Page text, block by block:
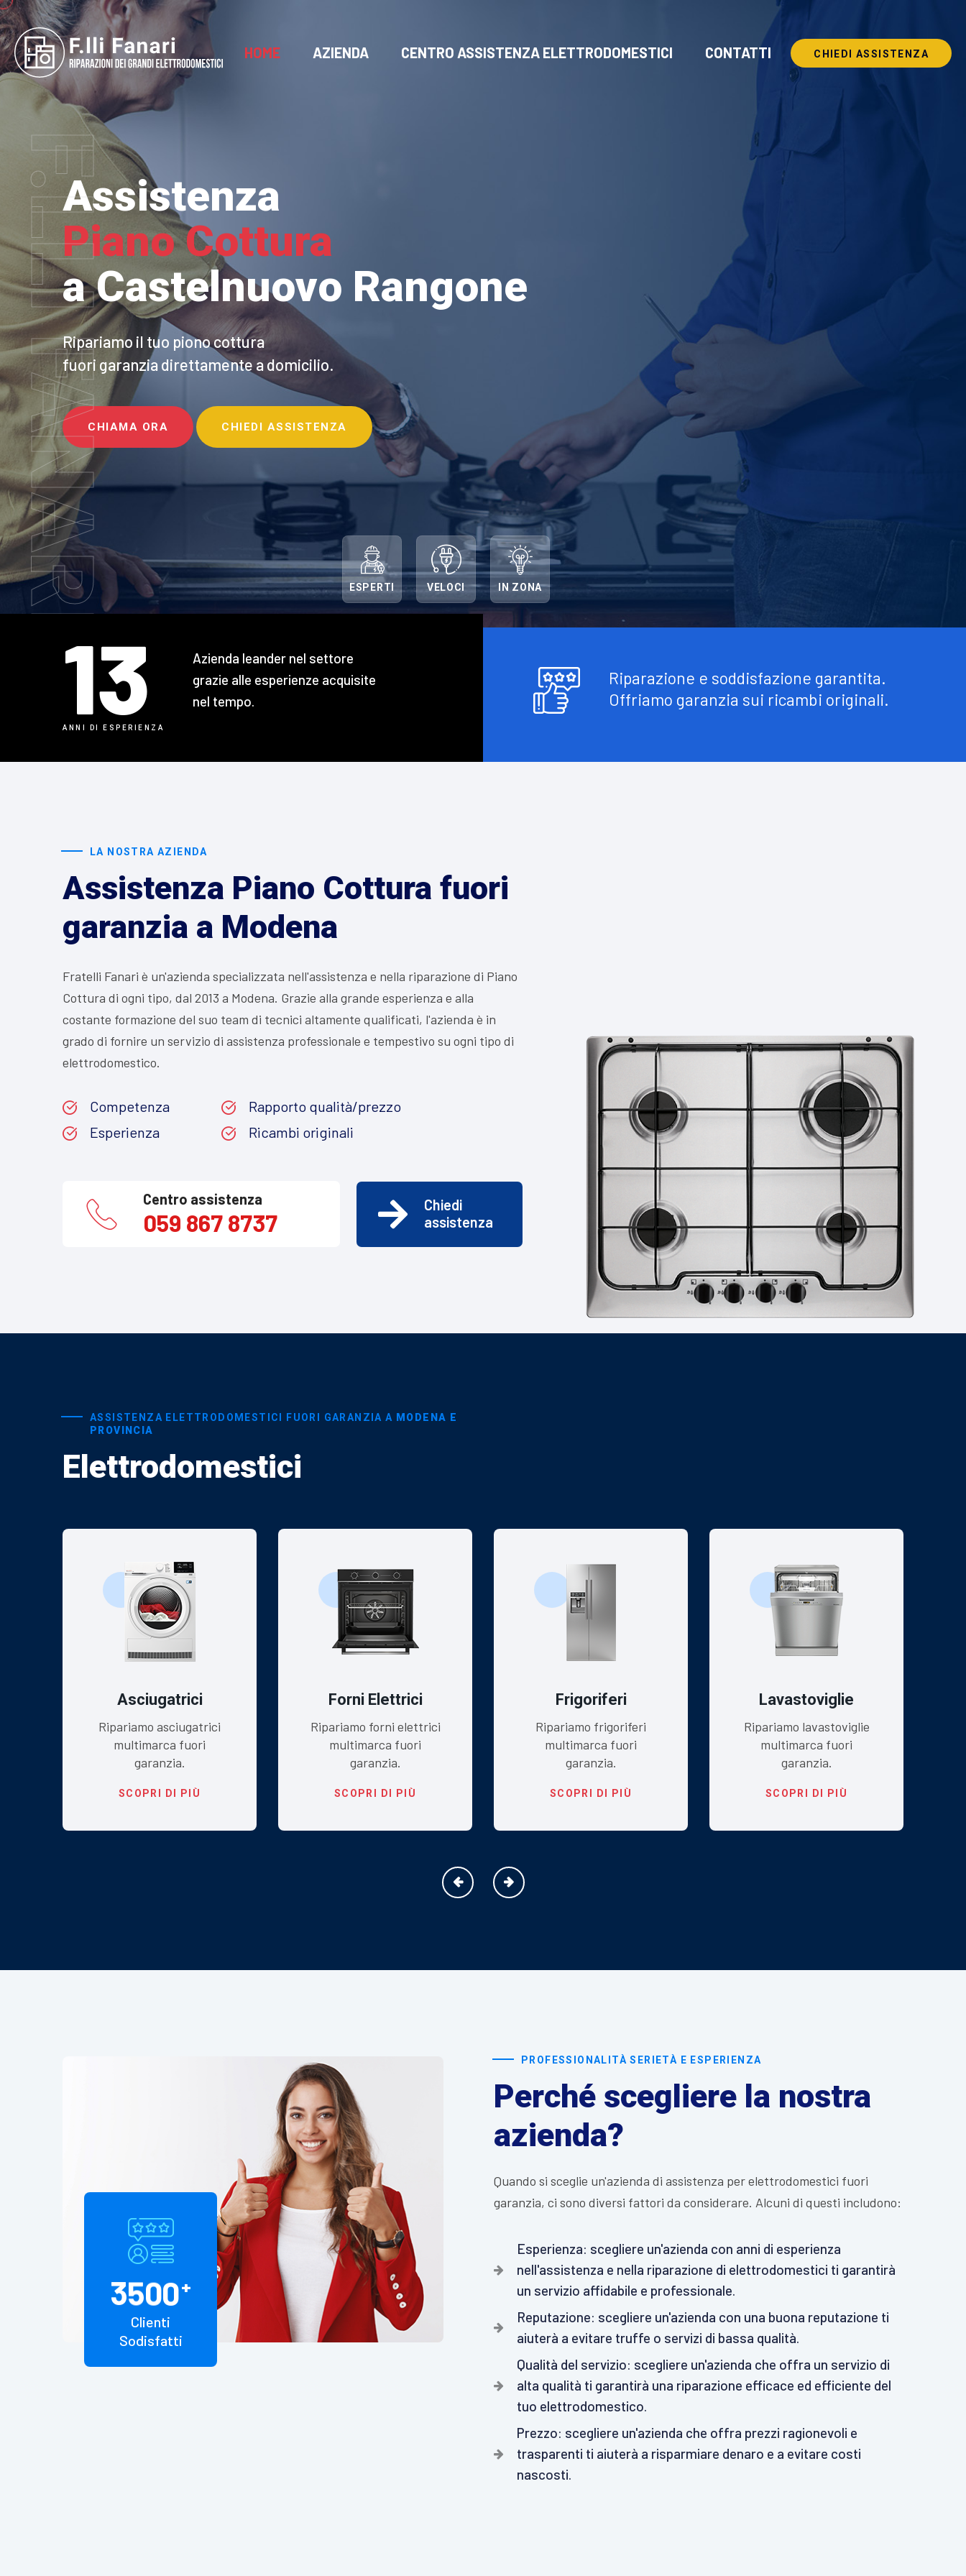
HOME AZIENDA CENTRO ASSISTENZA ELETTRODOMESTICI CONTATTI CHIEDI ASSISTENZA
F.LLI FANARIAssistenza
Piano Cottura
a Castelnuovo Rangone
Ripariamo il tuo piono cottura
fuori garanzia direttamente a domicilio.
CHIAMA ORA CHIEDI ASSISTENZA
ESPERTI VELOCI IN ZONA
13
ANNI DI ESPERIENZA
Azienda leander nel settore
grazie alle esperienze acquisite
nel tempo.
Riparazione e soddisfazione garantita.
Offriamo garanzia sui ricambi originali.
LA NOSTRA AZIENDA
Assistenza Piano Cottura fuori
garanzia a Modena
Fratelli Fanari è un'azienda specializzata nell'assistenza e nella riparazione di Piano
Cottura di ogni tipo, dal 2013 a Modena. Grazie alla grande esperienza e alla
costante formazione del suo team di tecnici altamente qualificati, l'azienda è in
grado di fornire un servizio di assistenza professionale e tempestivo su ogni tipo di
elettrodomestico.
Competenza
Esperienza
Rapporto qualità/prezzo
Ricambi originali
Centro assistenza
059 867 8737
Chiedi
assistenza
ASSISTENZA ELETTRODOMESTICI FUORI GARANZIA A MODENA E
PROVINCIA
Elettrodomestici
Asciugatrici
Ripariamo asciugatrici
multimarca fuori
garanzia.
SCOPRI DI PIÙ
Forni Elettrici
Ripariamo forni elettrici
multimarca fuori
garanzia.
SCOPRI DI PIÙ
Frigoriferi
Ripariamo frigoriferi
multimarca fuori
garanzia.
SCOPRI DI PIÙ
Lavastoviglie
Ripariamo lavastoviglie
multimarca fuori
garanzia.
SCOPRI DI PIÙ
3500+
Clienti
Sodisfatti
PROFESSIONALITÀ SERIETÀ E ESPERIENZA
Perché scegliere la nostra
azienda?
Quando si sceglie un'azienda di assistenza per elettrodomestici fuori
garanzia, ci sono diversi fattori da considerare. Alcuni di questi includono:
Esperienza: scegliere un'azienda con anni di esperienza
nell'assistenza e nella riparazione di elettrodomestici ti garantirà
un servizio affidabile e professionale.
Reputazione: scegliere un'azienda con una buona reputazione ti
aiuterà a evitare truffe o servizi di bassa qualità.
Qualità del servizio: scegliere un'azienda che offra un servizio di
alta qualità ti garantirà una riparazione efficace ed efficiente del
tuo elettrodomestico.
Prezzo: scegliere un'azienda che offra prezzi ragionevoli e
trasparenti ti aiuterà a risparmiare denaro e a evitare costi
nascosti.